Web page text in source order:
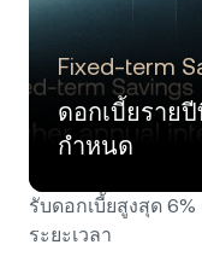
Fixed-term
ดอกเบี้ยราย
กำหนด
รับดอกเบี้ยสูงสุด
ระยะเวลา